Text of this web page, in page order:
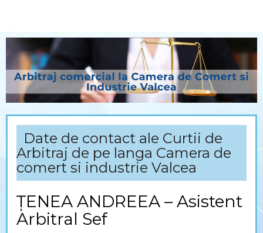
Date de contact ale Curtii de
Arbitraj de pe langa Camera de
comert si industrie Valcea
ŢENEA ANDREEA – Asistent
Arbitral Sef